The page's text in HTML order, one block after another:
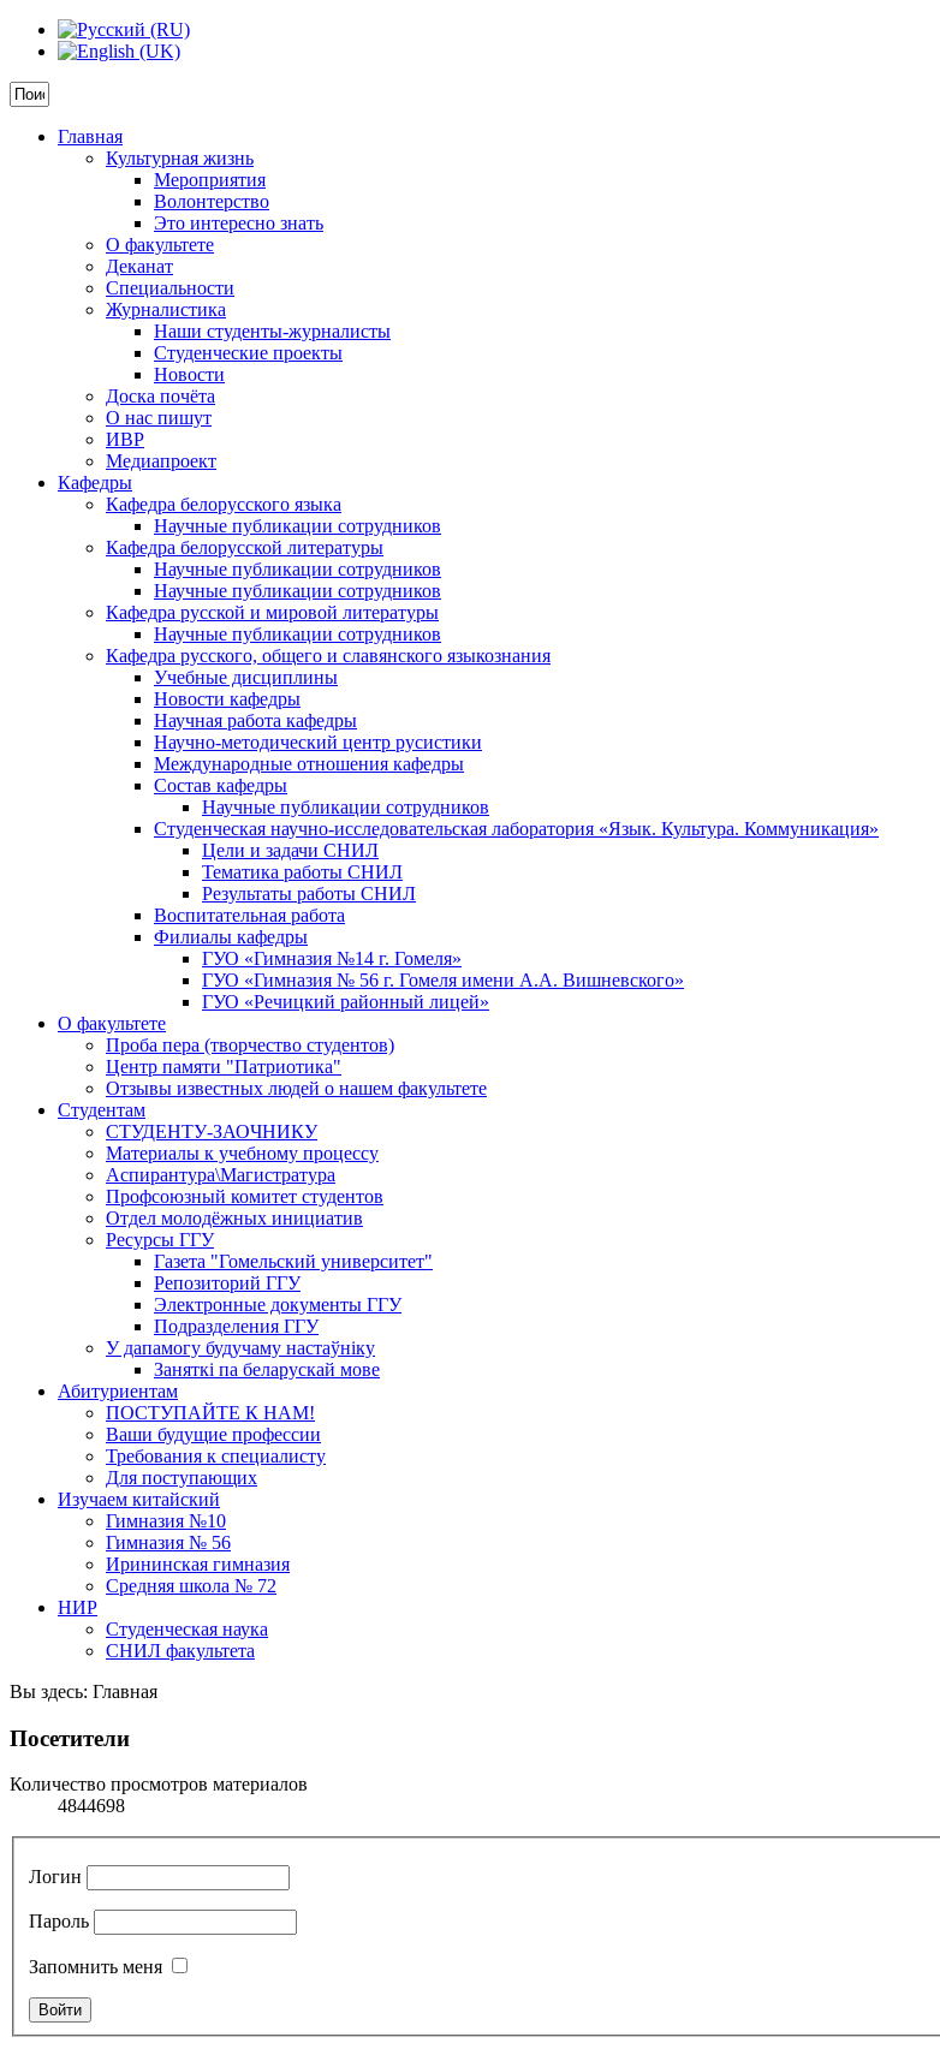
Главная
Культурная жизнь
Мероприятия
Волонтерство
Это интересно знать
О факультете
Деканат
Специальности
Журналистика
Наши студенты-журналисты
Студенческие проекты
Новости
Доска почёта
О нас пишут
ИВР
Медиапроект
Кафедры
Кафедра белорусского языка
Научные публикации сотрудников
Кафедра белорусской литературы
Научные публикации сотрудников
Научные публикации сотрудников
Кафедра русской и мировой литературы
Научные публикации сотрудников
Кафедра русского, общего и славянского языкознания
Учебные дисциплины
Новости кафедры
Научная работа кафедры
Научно-методический центр русистики
Международные отношения кафедры
Состав кафедры
Научные публикации сотрудников
Студенческая научно-исследовательская лаборатория «Язык. Культура. Коммуникация»
Цели и задачи СНИЛ
Тематика работы СНИЛ
Результаты работы СНИЛ
Воспитательная работа
Филиалы кафедры
ГУО «Гимназия №14 г. Гомеля»
ГУО «Гимназия № 56 г. Гомеля имени А.А. Вишневского»
ГУО «Речицкий районный лицей»
О факультете
Проба пера (творчество студентов)
Центр памяти "Патриотика"
Отзывы известных людей о нашем факультете
Студентам
СТУДЕНТУ-ЗАОЧНИКУ
Материалы к учебному процессу
Аспирантура\Магистратура
Профсоюзный комитет студентов
Отдел молодёжных инициатив
Ресурсы ГГУ
Газета "Гомельский университет"
Репозиторий ГГУ
Электронные документы ГГУ
Подразделения ГГУ
У дапамогу будучаму настаўніку
Заняткi па беларускай мове
Абитуриентам
ПОСТУПАЙТЕ К НАМ!
Ваши будущие профессии
Требования к специалисту
Для поступающих
Изучаем китайский
Гимназия №10
Гимназия № 56
Ирининская гимназия
Средняя школа № 72
НИР
Студенческая наука
СНИЛ факультета
Вы здесь: Главная
Посетители
Количество просмотров материалов
4844698
Логин
Пароль
Запомнить меня